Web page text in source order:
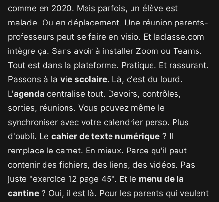
comme en 2020. Mais parfois, un élève est
malade. Ou en déplacement. Une réunion parents-
professeurs peut se faire en visio. Et laclasse.com
intègre ça. Sans avoir à installer Zoom ou Teams.
Tout est dans la plateforme. Pratique. Et rassurant.
Passons à la vie scolaire. Là, c'est du lourd.
L'agenda centralise tout. Devoirs, contrôles,
sorties, réunions. Vous pouvez même le
synchroniser avec votre calendrier perso. Plus
d'oubli. Le cahier de texte numérique ? Il
remplace le carnet. En mieux. Parce qu'il peut
contenir des fichiers, des liens, des vidéos. Pas
juste "exercice 12 page 45". Et le menu de la
cantine ? Oui, il est là. Pour les parents qui veulent